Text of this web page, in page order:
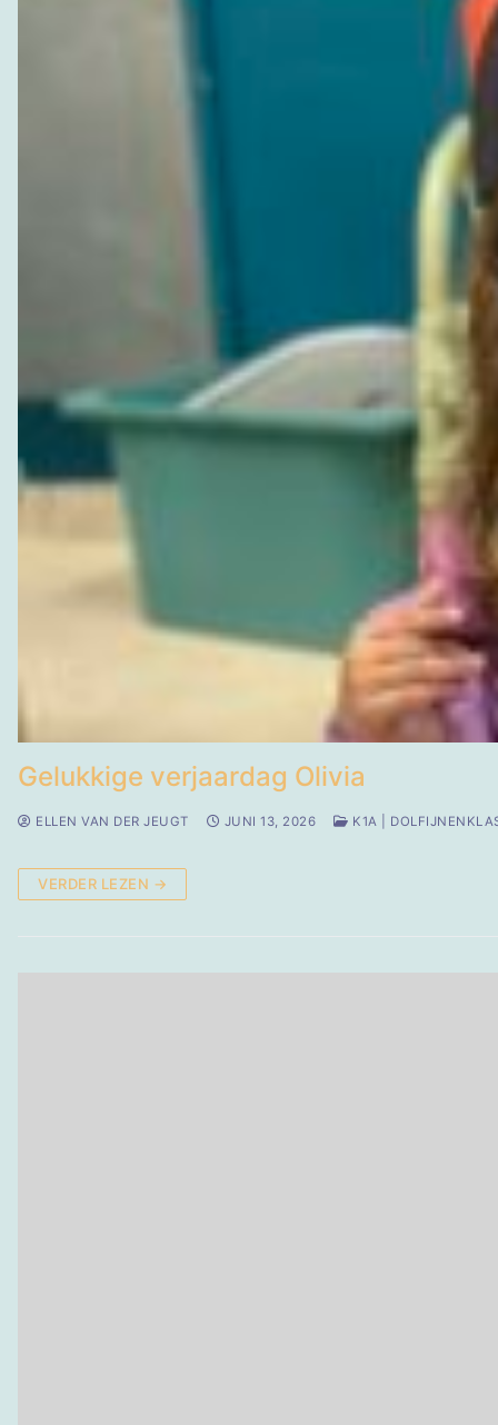
Gelukkige verjaardag Olivia
ELLEN VAN DER JEUGT JUNI 13, 2026 K1A |
VERDER LEZEN →